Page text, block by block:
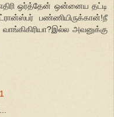
ஒர்த்தேன் ஒன்னைய தட்டி
பண்ணியிருக்கான்!நீ
அவனுக்கு